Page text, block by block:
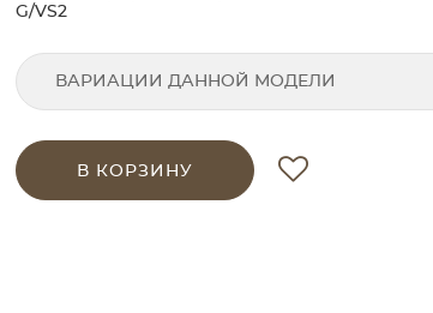
G/VS2
ВАРИАЦИИ ДАННОЙ МОДЕЛИ
В КОРЗИНУ